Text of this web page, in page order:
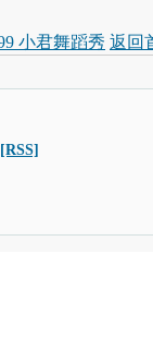
小君舞蹈秀 返回
[RSS]